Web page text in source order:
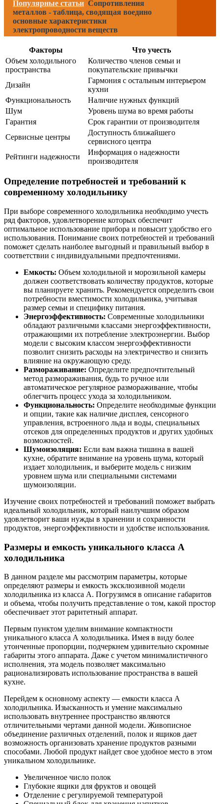
Популярные статьи Сопротивления
металлов - таблица, сводящая воедино
основные характеристики
электропроводности веществ
Факторы
Что учесть
Объем холодильного
пространства
Количество членов семьи и
покупательские привычки
Дизайн
Гармония с остальным интерьером
кухни
Функциональность
Наличие нужных функций
Шум
Уровень шума во время работы
Гарантия
Срок гарантии от производителя
Сервисные центры
Доступность ближайшего
сервисного центра
Рейтинги надежности
Информация о надежности
производителя
Определение потребностей и требований к
современному холодильнику
При выборе современного холодильника необходимо учесть
ряд факторов, удовлетворение которых обеспечит
оптимальное использование прибора и повысит удобство его
использования. Понимание своих потребностей и требований
поможет сделать наиболее выгодный и правильный выбор в
соответствии с индивидуальными предпочтениями.
Емкость: Объем холодильной и морозильной камеры
должен соответствовать количеству продуктов, которые
вы планируете хранить. Рекомендуется определить свои
потребности вместимости холодильника, учитывая
размер семьи и специфику питания.
Энергоэффективность: Современные холодильники
обладают различными классами энергоэффективности,
отражающими их потребление электроэнергии. Выбор
модели с высоким классом энергоэффективности
позволит снизить расходы на электричество и снизить
влияние на окружающую среду.
Размораживание: Определите предпочтительный
метод размораживания, будь то ручное или
автоматическое регулярное размораживание, чтобы
облегчить процесс ухода за холодильником.
Функциональность: Определите необходимые функции
и опции, такие как наличие дисплея, сенсорного
управления, встроенного льда и воды, специальных
отсеков для определенных продуктов и других удобных
возможностей.
Шумоизоляция: Если вам важна тишина в вашей
кухне, обратите внимание на уровень шума, который
издает холодильник, и выберите модель с низким
уровнем шума или специальными системами
шумоизоляции.
Изучение своих потребностей и требований поможет выбрать
идеальный холодильник, который наилучшим образом
удовлетворит ваши нужды в хранении и сохранности
продуктов, энергоэффективности и удобстве использования.
Размеры и емкость уникального класса А
холодильника
В данном разделе мы рассмотрим параметры, которые
определяют размеры и емкость эксклюзивной модели
холодильника из класса А. Погрузимся в описание габаритов
и объема, чтобы получить представление о том, какой простор
обеспечивает этот раритетный аппарат.
Первым пунктом уделим внимание компактности
уникального класса А холодильника. Имея в виду более
утонченные пропорции, подчеркнем удивительно скромные
габариты этого аппарата. Даже с учетом минималистичного
исполнения, эта модель позволяет максимально
рационализировать использование пространства в вашей
кухне.
Перейдем к основному аспекту — емкости класса А
холодильника. Изысканность и умение максимально
использовать внутреннее пространство являются
отличительными чертами данной модели. Живописное
объединение различных отделений, полок и ящиков дает
возможность организовать хранение продуктов разными
способами. Любой продукт найдет свое удобное место в этом
уникальном холодильнике.
Увеличенное число полок
Глубокие ящики для фруктов и овощей
Отделение с регулируемой температурой